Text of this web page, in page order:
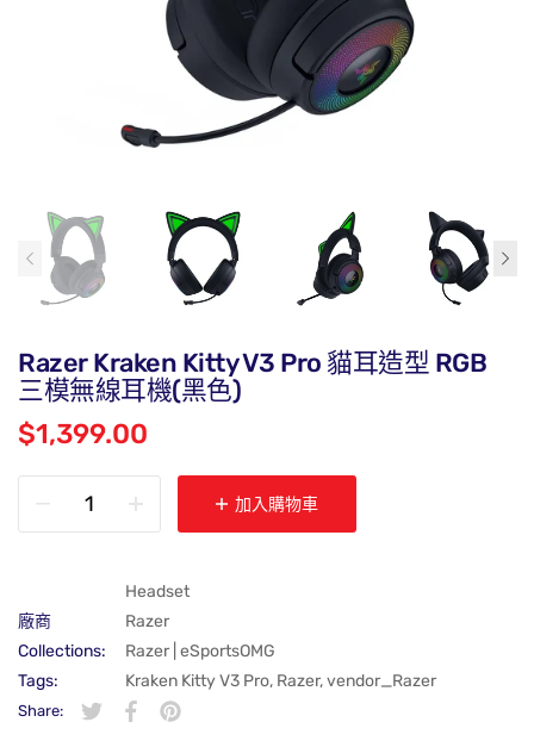
Razer Kraken Kitty V3 Pro 貓耳造型 RGB
三模無線耳機(黑色)
$1,399.00
加入購物車
Headset
廠商
Razer
Collections:
Razer | eSportsOMG
Tags:
Kraken Kitty V3 Pro, Razer,vendor_Razer
Share:
在 Twitter 上發佈 Twitter 貼文
在新視窗中開啟。
分享至 Facebook
在新視窗中開啟。
在 Pinterest 上發佈 Pin 貼文
在新視窗中開啟。